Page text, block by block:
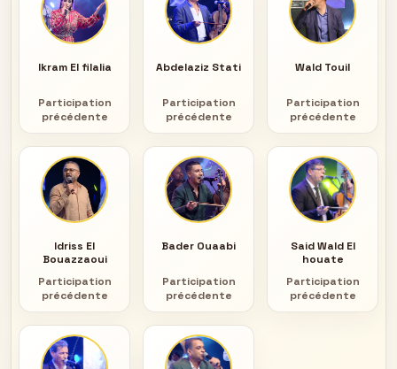
Ikram El filalia
Participation
précédente
Abdelaziz Stati
Participation
précédente
Wald Touil
Participation
précédente
Idriss El
Bouazzaoui
Participation
précédente
Bader Ouaabi
Participation
précédente
Said Wald El
houate
Participation
précédente